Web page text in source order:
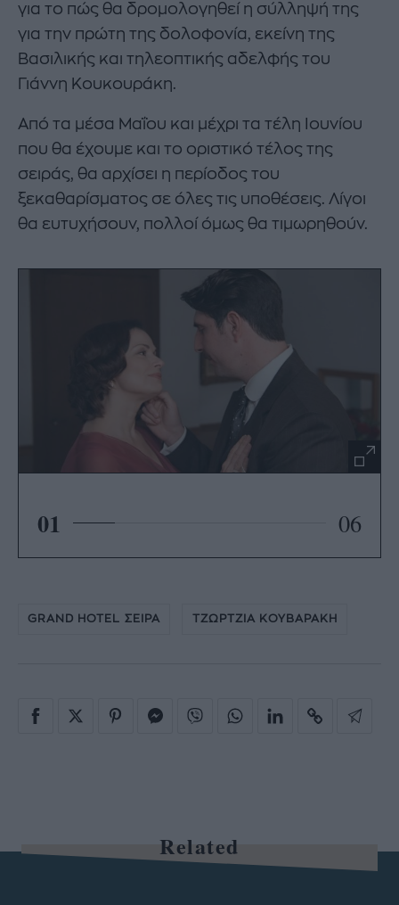
για το πώς θα δρομολογηθεί η σύλληψή της
για την πρώτη της δολοφονία, εκείνη της
Βασιλικής και τηλεοπτικής αδελφής του
Γιάννη Κουκουράκη.
Από τα μέσα Μαΐου και μέχρι τα τέλη Ιουνίου
που θα έχουμε και το οριστικό τέλος της
σειράς, θα αρχίσει η περίοδος του
ξεκαθαρίσματος σε όλες τις υποθέσεις. Λίγοι
θα ευτυχήσουν, πολλοί όμως θα τιμωρηθούν.
01 06
GRAND HOTEL ΣΕΙΡΑ ΤΖΩΡΤΖΙΑ ΚΟΥΒΑΡΑΚΗ
Related